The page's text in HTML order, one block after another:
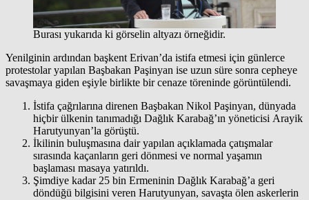
Burası yukarıda ki görselin altyazı örneğidir.
Yenilginin ardından başkent Erivan’da istifa etmesi için günlerce
protestolar yapılan Başbakan Paşinyan ise uzun süre sonra cepheye
savaşmaya giden eşiyle birlikte bir cenaze töreninde görüntülendi.
İstifa çağrılarına direnen Başbakan Nikol Paşinyan, dünyada
hiçbir ülkenin tanımadığı Dağlık Karabağ’ın yöneticisi Arayik
Harutyunyan’la görüştü.
İkilinin buluşmasına dair yapılan açıklamada çatışmalar
sırasında kaçanların geri dönmesi ve normal yaşamın
başlaması masaya yatırıldı.
Şimdiye kadar 25 bin Ermeninin Dağlık Karabağ’a geri
döndüğü bilgisini veren Harutyunyan, savaşta ölen askerlerin